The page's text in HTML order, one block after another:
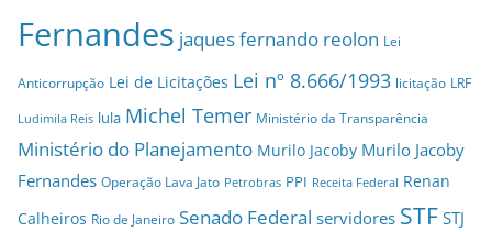
Fernandes jaques fernando reolon Lei
Anticorrupção Lei de Licitações Lei nº 8.666/1993 licitação LRF
Ludimila Reis lula Michel Temer Ministério da Transparência
Ministério do Planejamento Murilo Jacoby Murilo Jacoby
Fernandes Operação Lava Jato Petrobras PPI Receita Federal Renan
Calheiros Rio de Janeiro Senado Federal servidores STF STJ